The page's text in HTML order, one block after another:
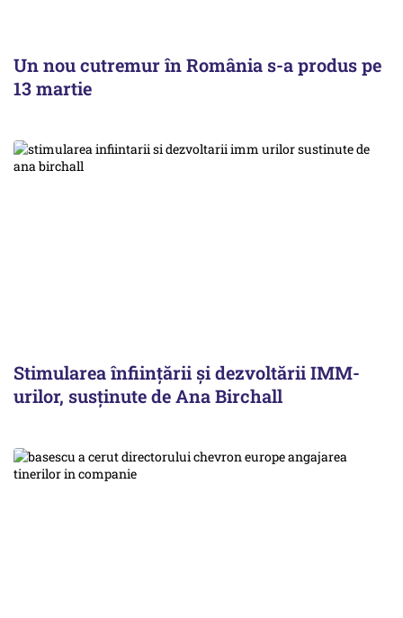
Un nou cutremur în România s-a produs pe
13 martie
Stimularea înfiinţării şi dezvoltării IMM-
urilor, susținute de Ana Birchall